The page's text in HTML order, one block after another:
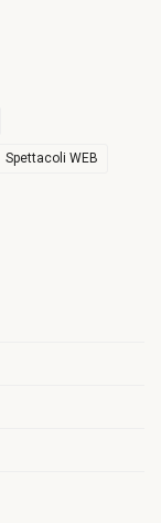
Spettacoli WEB